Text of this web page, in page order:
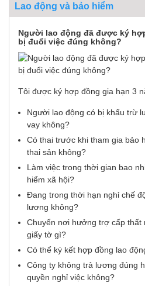
Lao động và bảo hiểm
Người lao động đã được ký
bị đuổi việc đúng không?
Tôi được ký hợp đồng gia hạn 3
Người lao động có bị khấu trừ
vay không?
Có thai trước khi tham gia bảo
thai sản không?
Làm việc trong thời gian bao
hiểm xã hội?
Đang trong thời hạn nghỉ chế
lương không?
Chuyển nơi hưởng trợ cấp thất
giấy tờ gì?
Có thể ký kết hợp đồng lao
Công ty không trả lương đúng
quyền nghỉ việc không?